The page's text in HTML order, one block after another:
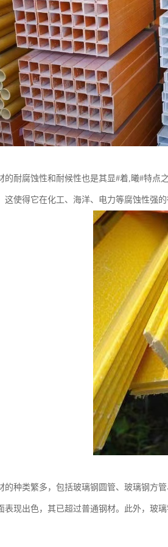
的耐腐蚀性和耐候性也是其显#着,曦#特点
这使得它在化工、海洋、电力等腐蚀性强
的种类繁多，包括玻璃钢圆管、玻璃钢方
表现出色，其已超过普通钢材。此外，玻